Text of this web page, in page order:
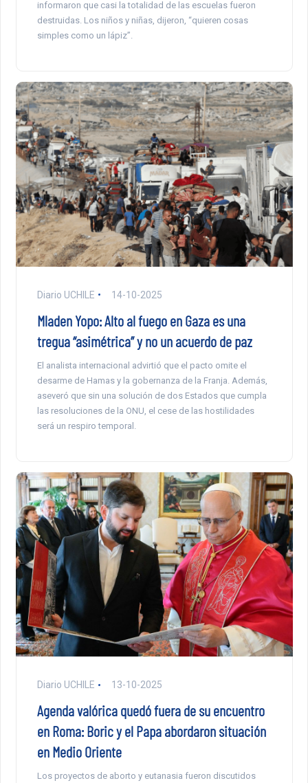
informaron que casi la totalidad de las escuelas fueron
destruidas. Los niños y niñas, dijeron, “quieren cosas
simples como un lápiz”.
Diario UCHILE 14-10-2025
Mladen Yopo: Alto al fuego en Gaza es una
tregua “asimétrica” y no un acuerdo de paz
El analista internacional advirtió que el pacto omite el
desarme de Hamas y la gobernanza de la Franja. Además,
aseveró que sin una solución de dos Estados que cumpla
las resoluciones de la ONU, el cese de las hostilidades
será un respiro temporal.
Diario UCHILE 13-10-2025
Agenda valórica quedó fuera de su encuentro
en Roma: Boric y el Papa abordaron situación
en Medio Oriente
Los proyectos de aborto y eutanasia fueron discutidos